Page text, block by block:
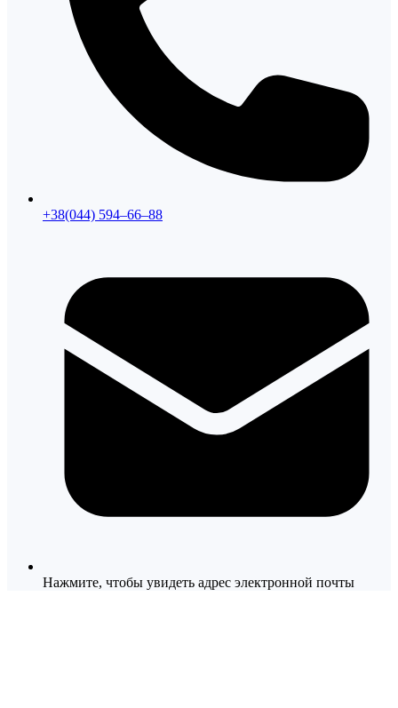
+38(044) 594–66–88
Нажмите, чтобы увидеть адрес электронной почты